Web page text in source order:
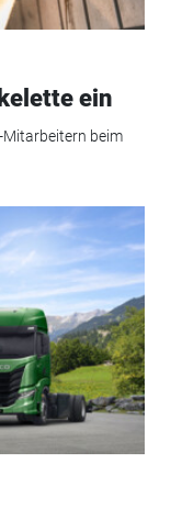
ein
Mitarbeitern beim